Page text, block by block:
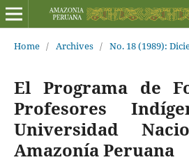
Home / Archives / No. 18 (1989):
El Programa de
Profesores
Universidad
Amazonía Peruana